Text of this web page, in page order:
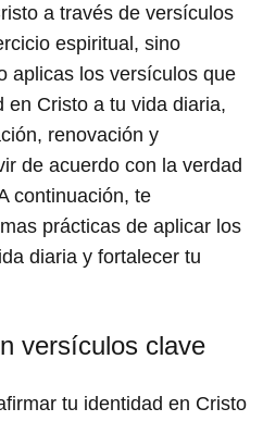
a través de versículos
espiritual, sino
aplicas los versículos que
en Cristo a tu vida diaria,
renovación y
de acuerdo con la verdad
continuación, te
prácticas de aplicar los
diaria y fortalecer tu
versículos clave
tu identidad en Cristo